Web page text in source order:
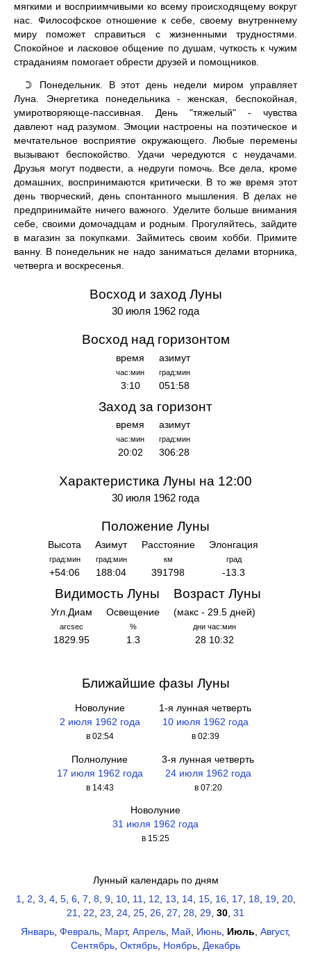
мягкими и восприимчивыми ко всему происходящему вокруг
нас. Философское отношение к себе, своему внутреннему
миру поможет справиться с жизненными трудностями.
Спокойное и ласковое общение по душам, чуткость к чужим
страданиям помогает обрести друзей и помощников.
☽
Понедельник. В этот день недели миром управляет
Луна. Энергетика понедельника - женская, беспокойная,
умиротворяюще-пассивная. День "тяжелый" - чувства
давлеют над разумом. Эмоции настроены на поэтическое и
мечтательное восприятие окружающего. Любые перемены
вызывают беспокойство. Удачи чередуются с неудачами.
Друзья могут подвести, а недруги помочь. Все дела, кроме
домашних, воспринимаются критически. В то же время этот
день творческий, день спонтанного мышления. В делах не
предпринимайте ничего важного. Уделите больше внимания
себе, своими домочадцам и родным. Прогуляйтесь, зайдите
в магазин за покупками. Займитесь своим хобби. Примите
ванну. В понедельник не надо заниматься делами вторника,
четверга и воскресенья.
Восход и заход Луны
30 июля 1962 года
Восход над горизонтом
время
час:мин
3:10
азимут
град:мин
051:58
Заход за горизонт
время
час:мин
20:02
азимут
град:мин
306:28
Характеристика Луны на 12:00
30 июля 1962 года
Положение Луны
Высота
град:мин
+54:06
Азимут
град:мин
188:04
Расстояние
км
391798
Элонгация
град
-13.3
Видимость Луны
Угл.Диам
arcsec
1829.95
Освещение
%
1.3
Возраст Луны
(макс - 29.5 дней)
дни час:мин
28 10:32
Ближайшие фазы Луны
Новолуние
2 июля 1962 года
в 02:54
1-я лунная четверть
10 июля 1962 года
в 02:39
Полнолуние
17 июля 1962 года
в 14:43
3-я лунная четверть
24 июля 1962 года
в 07:20
Новолуние
31 июля 1962 года
в 15:25
Лунный календарь по дням
1
2 3 4, 5, 6, 7 8 9, 10, 11 12 13 14, 15, 16, 17 18 19, 20,
21
22 23 24 25 26 27 28 29 30 31
Январь Февраль Март, Апрель Май Июнь Июль Август,
Сентябрь Октябрь Ноябрь Декабрь